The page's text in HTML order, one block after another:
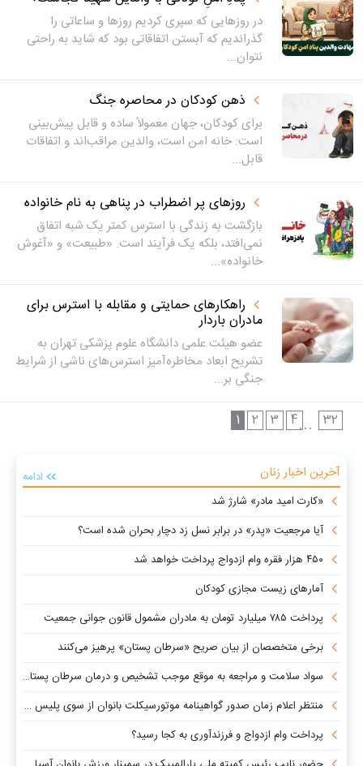
در روزهایی که سپری کردیم روزها و ساعاتی را
گذراندیم که آبستن اتفاقاتی بود که شاید به راحتی
نتوان...
ذهن کودکان در محاصره جنگ
برای کودکان، جهان معمولاً ساده و قابل پیش‌بینی
است: خانه امن است، والدین مراقب‌اند و اتفاقات
قابل...
روزهای پر اضطراب در پناهی به نام خانواده
بازگشت به زندگی با استرس کمتر یک شبه اتفاق
نمی‌افتد، بلکه یک فرآیند است. «طبیعت» و «آغوش
خانواده»...
راهکارهای حمایتی و مقابله با استرس برای
مادران باردار
عضو هیئت علمی دانشگاه علوم پزشکی تهران به
تشریح ابعاد مخاطره‌آمیز استرس‌های ناشی از شرایط
جنگی بر...
1
2 3 4... 32
آخرین اخبار زنان
ادامه
«کارت امید مادر» شارژ شد
آیا مرجعیت «پدر» در برابر نسل زد دچار بحران شده است؟
۴۵۰ هزار فقره وام ازدواج پرداخت خواهد شد
آمارهای زیست مجازی کودکان
پرداخت ۷۸۵ میلیارد تومان به مادران مشمول قانون جوانی جمعیت
برخی متخصصان از بیان صریح «سرطان پستان» پرهیز می‌کنند
سواد سلامت و مراجعه به موقع موجب تشخیص و درمان سرطان پستان می شود
منتظر اعلام زمان صدور گواهینامه موتورسیکلت بانوان از سوی پلیس هستیم
پرداخت وام‌ ازدواج و فرزندآوری به کجا رسید؟